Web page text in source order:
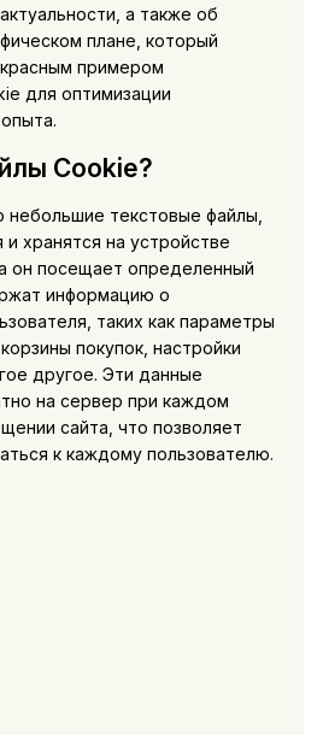
а также об
плане, который
примером
для оптимизации
Cookie?
текстовые файлы,
хранятся на устройстве
он посещает определенный
информацию о
таких как параметры
покупок, настройки
другое. Эти данные
на сервер при каждом
сайта, что позволяет
к каждому пользователю.